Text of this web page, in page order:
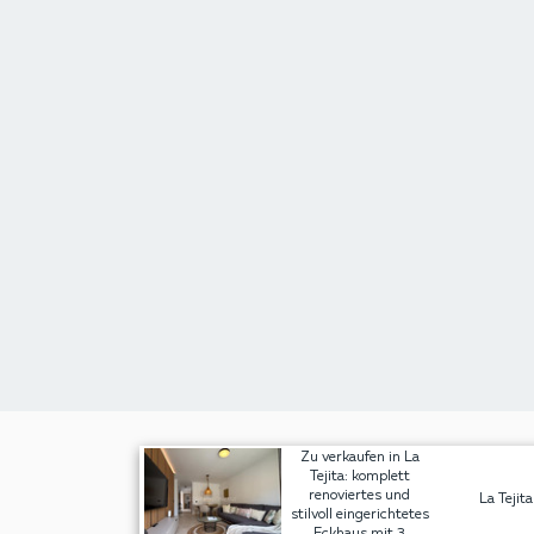
Zu verkaufen in La
Tejita: komplett
renoviertes und
stilvoll eingerichtetes
La Tejita